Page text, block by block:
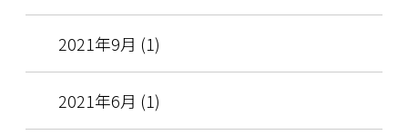
2021年9月 (1)
2021年6月 (1)